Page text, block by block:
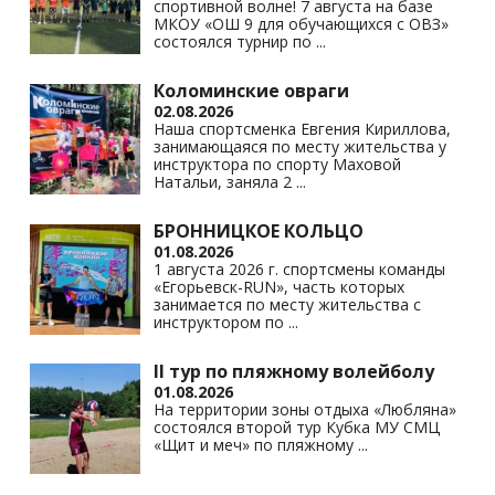
ki
спортивной волне! 7 августа на базе
МКОУ «ОШ 9 для обучающихся с ОВЗ»
состоялся турнир по ...
Коломинские овраги
02.08.2026
Наша спортсменка Евгения Кириллова,
занимающаяся по месту жительства у
инструктора по спорту Маховой
Натальи, заняла 2 ...
БРОННИЦКОЕ КОЛЬЦО
01.08.2026
1 августа 2026 г. спортсмены команды
«Егорьевск-RUN», часть которых
занимается по месту жительства с
инструктором по ...
II тур по пляжному волейболу
01.08.2026
На территории зоны отдыха «Любляна»
состоялся второй тур Кубка МУ СМЦ
«Щит и меч» по пляжному ...